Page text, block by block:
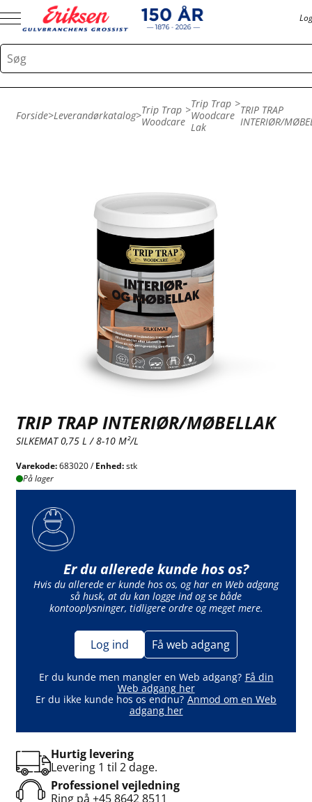
Forside>Leverandørkatalog>Trip Trap
Woodcare
>Trip Trap
Woodcare
Lak
>TRIP TRAP
INTERIØR/
TRIP TRAP INTERIØR/MØBELLAK
SILKEMAT 0,75 L / 8-10 M²/L
Varekode:683020 /Enhed:stk
På lager
Er du allerede kunde hos os?
Hvis du allerede er kunde hos os, og har en Web adgang
så husk, at du kan logge ind og se både
kontooplysninger, tidligere ordre og meget mere.
Log ind Få web adgang
Er du kunde men mangler en Web adgang? Få din
Web adgang her
Er du ikke kunde hos os endnu? Anmod om en Web
adgang her
Hurtig levering
Levering 1 til 2 dage.
Professionel vejledning
Ring på +45 8642 8511